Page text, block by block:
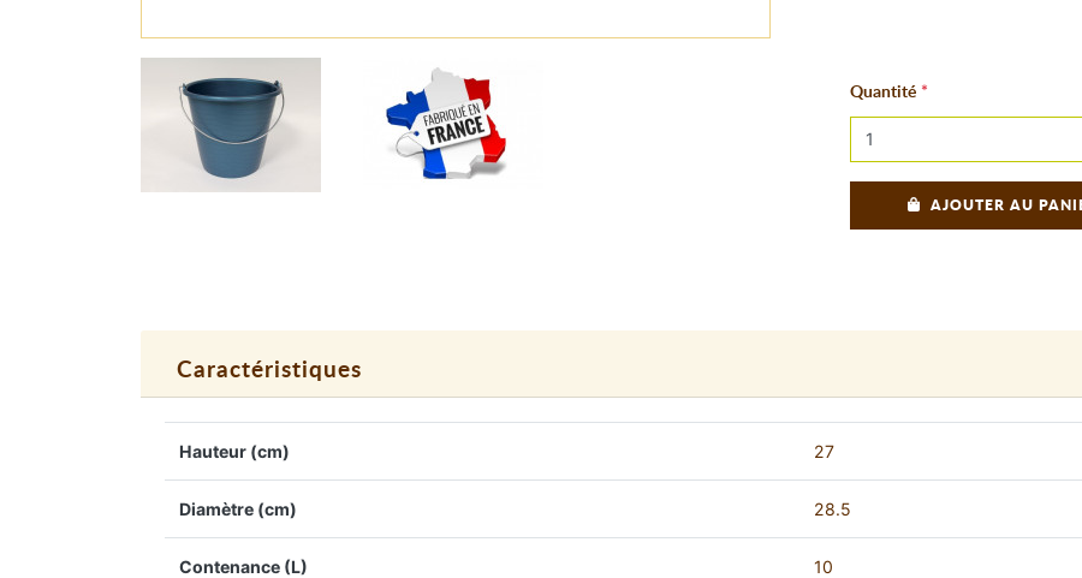
Quantité
AJOUTER AU
Caractéristiques
Hauteur (cm) 27
Diamètre (cm) 28.5
Contenance (L) 10